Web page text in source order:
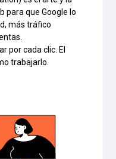
para que Google lo
más tráfico
por cada clic. El
trabajarlo.